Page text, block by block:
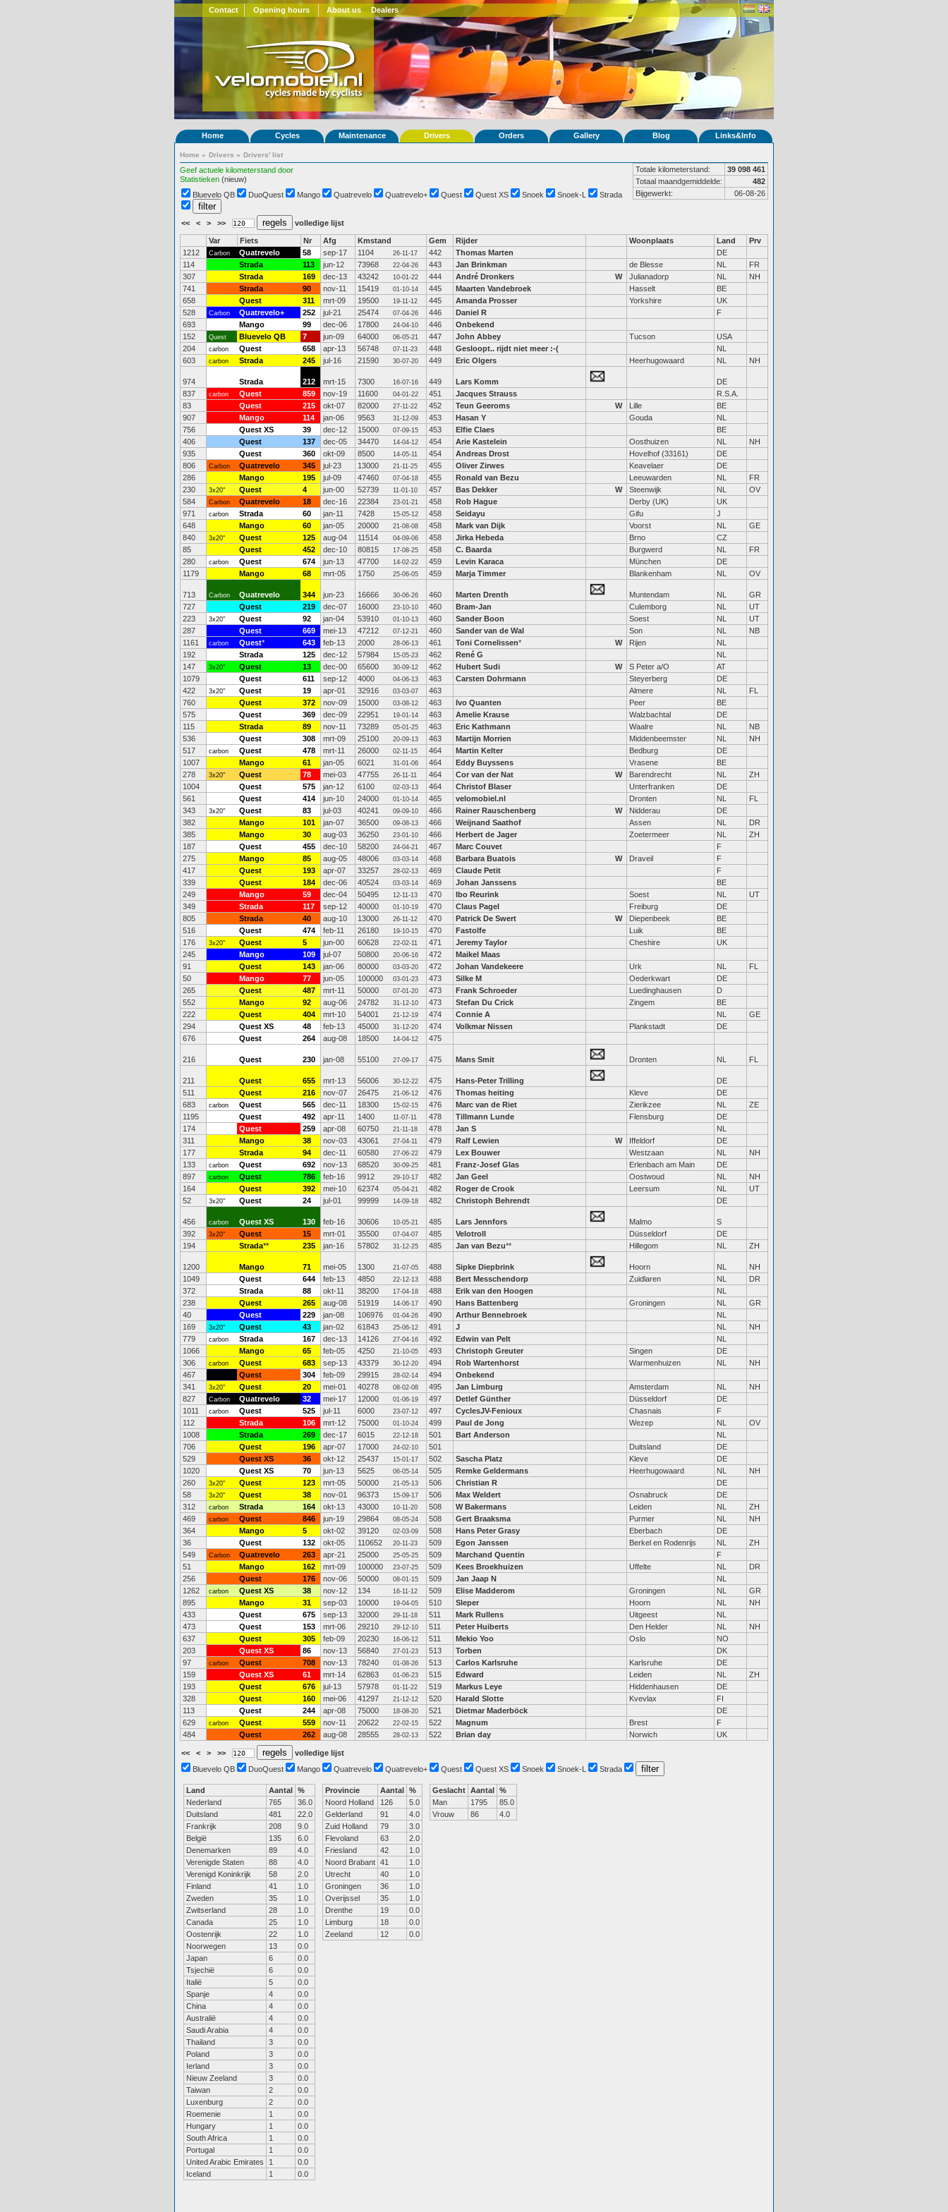
Contact Opening hours About us Dealers
Home Cycles Maintenance Drivers Orders Gallery Blog Links&Info
Home » Drivers » Drivers' list
Geef actuele kilometerstand door
Statistieken (nieuw)
Totale kilometerstand:
39 098 461
Totaal maandgemiddelde:
482
Bijgewerkt:
06-08-26
Bluevelo QB DuoQuest Mango Quatrevelo Quatrevelo+ Quest Quest XS Snoek Snoek-L Strada
<< < > >> volledige lijst
Var Fiets Nr Afg Kmstand Gem Rijder Woonplaats Land
Prv
1212
Carbon Quatrevelo 58 sep-17 1104 26-11-17 442 Thomas Marten
DE
114
Strada 113 jun-12 73968 22-04-26 443 Jan Brinkman de Blesse NL
FR
307
Strada 169 dec-13 43242 10-01-22 444 André Dronkers W Julianadorp NL
NH
741
Strada 90 nov-11 15419 01-10-14 445 Maarten Vandebroek Hasselt
BE
658
Quest 311 mrt-09 19500 19-11-12 445 Amanda Prosser Yorkshire
UK
528
Carbon Quatrevelo+ 252 jul-21 25474 07-04-26 446 Daniel R
F
693
Mango 99 dec-06 17800 24-04-10 446
Onbekend
152
Quest Bluevelo QB 7 jun-09 64000 06-05-21 447 John Abbey Tucson
USA
204
carbon Quest 658 apr-13 56748 07-11-23 448 Gesloopt.. rijdt niet meer :-(
NL
603
carbon Strada 245 jul-16 21590 30-07-20 449 Eric Olgers Heerhugowaard NL NH
974 Strada 212 mrt-15 7300 16-07-16 449 Lars Komm
DE
837
carbon Quest 859 nov-19 11600 04-01-22 451 Jacques Strauss
R.S.A.
83
Quest 215 okt-07 82000 27-11-22 452 Teun Geeroms W Lille
BE
907
Mango 114 jan-06 9563 31-12-09 453 Hasan Y Gouda
NL
756
Quest XS 39 dec-12 15000 07-09-15 453 Elfie Claes
BE
406
Quest 137 dec-05 34470 14-04-12 454 Arie Kastelein Oosthuizen NL
NH
935
Quest 360 okt-09 8500 14-05-11 454 Andreas Drost Hovelhof (33161)
DE
806
Carbon Quatrevelo 345 jul-23 13000 21-11-25 455 Oliver Zirwes Keavelaer
DE
286
Mango 195 jul-09 47460 07-04-18 455 Ronald van Bezu Leeuwarden NL
FR
230
3x20" Quest 4 jun-00 52739 11-01-10 457 Bas Dekker W Steenwijk NL
OV
584
Carbon Quatrevelo 18 dec-16 22384 23-01-21 458 Rob Hague Derby (UK)
UK
971
carbon Strada 60 jan-11 7428 15-05-12 458 Seidayu Gifu
J
648
Mango 60 jan-05 20000 21-08-08 458 Mark van Dijk Voorst NL
GE
840
3x20" Quest 125 aug-04 11514 04-09-06 458 Jirka Hebeda Brno
CZ
85
Quest 452 dec-10 80815 17-08-25 458 C. Baarda Burgwerd NL
FR
280
carbon Quest 674 jun-13 47700 14-02-22 459 Levin Karaca München
DE
1179
Mango 68 mrt-05 1750 25-06-05 459 Marja Timmer Blankenham NL OV
713 Carbon Quatrevelo 344 jun-23 16666 30-06-26 460 Marten Drenth Muntendam NL
GR
727
Quest 219 dec-07 16000 23-10-10 460 Bram-Jan Culemborg NL
UT
223
3x20" Quest 92 jan-04 53910 01-10-13 460 Sander Boon Soest NL
UT
287
Quest 669 mei-13 47212 07-12-21 460 Sander van de Wal Son NL
NB
1161
carbon Quest* 643 feb-13 2000 28-06-13 461 Toni Cornelissen* W Rijen
NL
192
Strada 125 dec-12 57984 15-05-23 462 René G
NL
147
3x20" Quest 13 dec-00 65600 30-09-12 462 Hubert Sudi W S Peter a/O
AT
1079
Quest 611 sep-12 4000 04-06-13 463 Carsten Dohrmann Steyerberg
DE
422
3x20" Quest 19 apr-01 32916 03-03-07 463 Almere NL
FL
760
Quest 372 nov-09 15000 03-08-12 463 Ivo Quanten Peer
BE
575
Quest 369 dec-09 22951 19-01-14 463 Amelie Krause Walzbachtal
DE
115
Strada 89 nov-11 73289 05-01-25 463 Eric Kathmann Waalre NL
NB
536
Quest 308 mrt-09 25100 20-09-13 463 Martijn Morrien Middenbeemster NL
NH
517
carbon Quest 478 mrt-11 26000 02-11-15 464 Martin Kelter Bedburg
DE
1007
Mango 61 jan-05 6021 31-01-06 464 Eddy Buyssens Vrasene
BE
278
3x20" Quest 78 mei-03 47755 26-11-11 464 Cor van der Nat W Barendrecht NL
ZH
1004
Quest 575 jan-12 6100 02-03-13 464 Christof Blaser Unterfranken
DE
561
Quest 414 jun-10 24000 01-10-14 465 velomobiel.nl Dronten NL
FL
343
3x20" Quest 83 jul-03 40241 09-09-10 466 Rainer Rauschenberg W Nidderau
DE
382
Mango 101 jan-07 36500 09-08-13 466 Weijnand Saathof Assen NL
DR
385
Mango 30 aug-03 36250 23-01-10 466 Herbert de Jager Zoetermeer NL
ZH
187
Quest 455 dec-10 58200 24-04-21 467 Marc Couvet
F
275
Mango 85 aug-05 48006 03-03-14 468 Barbara Buatois W Draveil
F
417
Quest 193 apr-07 33257 28-02-13 469 Claude Petit
F
339
Quest 184 dec-06 40524 03-03-14 469 Johan Janssens
BE
249
Mango 59 dec-04 50495 12-11-13 470 Ibo Reurink Soest NL
UT
349
Strada 117 sep-12 40000 01-10-19 470 Claus Pagel Freiburg
DE
805
Strada 40 aug-10 13000 26-11-12 470 Patrick De Swert W Diepenbeek
BE
516
Quest 474 feb-11 26180 19-10-15 470 Fastolfe Luik
BE
176
3x20" Quest 5 jun-00 60628 22-02-11 471 Jeremy Taylor Cheshire
UK
245
Mango 109 jul-07 50800 20-06-16 472
Maikel Maas
91
Quest 143 jan-06 80000 03-03-20 472 Johan Vandekeere Urk NL
FL
50
Mango 77 jun-05 100000 03-01-23 473 Silke M Oederkwart
DE
265
Quest 487 mrt-11 50000 07-01-20 473 Frank Schroeder Luedinghausen
D
552
Mango 92 aug-06 24782 31-12-10 473 Stefan Du Crick Zingem
BE
222
Quest 404 mrt-10 54001 21-12-19 474 Connie A NL
GE
294
Quest XS 48 feb-13 45000 31-12-20 474 Volkmar Nissen Plankstadt
DE
676
Quest 264 aug-08 18500 14-04-12 475
216 Quest 230 jan-08 55100 27-09-17 475 Mans Smit Dronten NL FL
211 Quest 655 mrt-13 56006 30-12-22 475 Hans-Peter Trilling
DE
511
Quest 216 nov-07 26475 21-06-12 476 Thomas heiting Kleve
DE
683
carbon Quest 565 dec-11 18300 15-02-15 476 Marc van de Riet Zierikzee NL
ZE
1195
Quest 492 apr-11 1400 11-07-11 478 Tillmann Lunde Flensburg
DE
174
Quest 259 apr-08 60750 21-11-18 478 Jan S
NL
311
Mango 38 nov-03 43061 27-04-11 479 Ralf Lewien W Iffeldorf
DE
177
Strada 94 dec-11 60580 27-06-22 479 Lex Bouwer Westzaan NL
NH
133
carbon Quest 692 nov-13 68520 30-09-25 481 Franz-Josef Glas Erlenbach am Main
DE
897
carbon Quest 786 feb-16 9912 29-10-17 482 Jan Geel Oostwoud NL
NH
164
Quest 392 mei-10 62374 05-04-21 482 Roger de Crook Leersum NL
UT
52
3x20" Quest 24 jul-01 99999 14-09-18 482 Christoph Behrendt DE
456 carbon Quest XS 130 feb-16 30606 10-05-21 485 Lars Jennfors Malmo
S
392
3x20" Quest 15 mrt-01 35500 07-04-07 485 Velotroll Düsseldorf
DE
194
Strada** 235 jan-16 57802 31-12-25 485 Jan van Bezu** Hillegom NL ZH
1200 Mango 71 mei-05 1300 21-07-05 488 Sipke Diepbrink Hoorn NL
NH
1049
Quest 644 feb-13 4850 22-12-13 488 Bert Messchendorp Zuidlaren NL
DR
372
Strada 88 okt-11 38200 17-04-18 488 Erik van den Hoogen
NL
238
Quest 265 aug-08 51919 14-06-17 490 Hans Battenberg Groningen NL
GR
40
Quest 229 jan-08 106976 01-04-26 490 Arthur Bennebroek
NL
169
3x20" Quest 43 jan-02 61843 25-06-12 491 J NL
NH
779
carbon Strada 167 dec-13 14126 27-04-16 492 Edwin van Pelt
NL
1066
Mango 65 feb-05 4250 21-10-05 493 Christoph Greuter Singen
DE
306
carbon Quest 683 sep-13 43379 30-12-20 494 Rob Wartenhorst Warmenhuizen NL
NH
467
Quest 304 feb-09 29915 28-02-14 494
Onbekend
341
3x20" Quest 20 mei-01 40278 08-02-08 495 Jan Limburg Amsterdam NL
NH
827
Carbon Quatrevelo 32 mei-17 12000 01-06-19 497 Detlef Günther Düsseldorf
DE
1011
carbon Quest 525 jul-11 6000 23-07-12 497 CyclesJV-Fenioux Chasnais
F
112
Strada 106 mrt-12 75000 01-10-24 499 Paul de Jong Wezep NL
OV
1008
Strada 269 dec-17 6015 22-12-18 501 Bart Anderson
NL
706
Quest 196 apr-07 17000 24-02-10 501 Duitsland
DE
529
Quest XS 36 okt-12 25437 15-01-17 502 Sascha Platz Kleve
DE
1020
Quest XS 70 jun-13 5625 06-05-14 505 Remke Geldermans Heerhugowaard NL
NH
260
3x20" Quest 123 mrt-05 50000 21-05-13 506 Christian R
DE
58
3x20" Quest 38 nov-01 96373 15-09-17 506 Max Weldert Osnabruck
DE
312
carbon Strada 164 okt-13 43000 10-11-20 508 W Bakermans Leiden NL
ZH
469
carbon Quest 846 jun-19 29864 08-05-24 508 Gert Braaksma Purmer NL
NH
364
Mango 5 okt-02 39120 02-03-09 508 Hans Peter Grasy Eberbach
DE
36
Quest 132 okt-05 110652 20-11-23 509 Egon Janssen Berkel en Rodenrijs NL
ZH
549
Carbon Quatrevelo 263 apr-21 25000 25-05-25 509 Marchand Quentin
F
51
Mango 162 mrt-09 100000 23-07-25 509 Kees Broekhuizen Uffelte NL
DR
256
Quest 176 nov-06 50000 08-01-15 509 Jan Jaap N
NL
1262
carbon Quest XS 38 nov-12 134 16-11-12 509 Elise Madderom Groningen NL
GR
895
Mango 31 sep-03 10000 19-04-05 510 Sleper Hoorn NL
NH
433
Quest 675 sep-13 32000 29-11-18 511 Mark Rullens Uitgeest
NL
473
Quest 153 mrt-06 29210 29-12-10 511 Peter Huiberts Den Helder NL
NH
637
Quest 305 feb-09 20230 16-06-12 511 Mekio Yoo Oslo
NO
203
Quest XS 86 nov-13 56840 27-01-23 513 Torben
DK
97
carbon Quest 708 nov-13 78240 01-08-26 513 Carlos Karlsruhe Karlsruhe
DE
159
Quest XS 61 mrt-14 62863 01-06-23 515 Edward Leiden NL
ZH
193
Quest 676 jul-13 57978 01-11-22 519 Markus Leye Hiddenhausen
DE
328
Quest 160 mei-06 41297 21-12-12 520 Harald Slotte Kvevlax
FI
113
Quest 244 apr-08 75000 18-08-20 521 Dietmar Maderböck
DE
629
carbon Quest 559 nov-11 20622 22-02-15 522 Magnum Brest
F
484
Quest 262 aug-08 28555 28-02-13 522 Brian day Norwich UK
<< < > >>
volledige lijst
Bluevelo QB
DuoQuest Mango Quatrevelo Quatrevelo+ Quest Quest XS Snoek Snoek-L Strada
Land Aantal %
Nederland
765
36.0
Duitsland
481
22.0
Frankrijk
208
9.0
België
135
6.0
Denemarken
89
4.0
Verenigde Staten
88
4.0
Verenigd Koninkrijk
58
2.0
Finland
41
1.0
Zweden
35
1.0
Zwitserland
28
1.0
Canada
25
1.0
Oostenrijk
22
1.0
Noorwegen
13
0.0
Japan
6
0.0
Tsjechië
6
0.0
Italië
5
0.0
Spanje
4
0.0
China
4
0.0
Australië
4
0.0
Saudi Arabia
4
0.0
Thailand
3
0.0
Poland
3
0.0
Ierland
3
0.0
Nieuw Zeeland
3
0.0
Taiwan
2
0.0
Luxenburg
2
0.0
Roemenie
1
0.0
Hungary
1
0.0
South Africa
1
0.0
Portugal
1
0.0
United Arabic Emirates
1
0.0
Iceland
1 0.0
Provincie Aantal %
Noord Holland
126
5.0
Gelderland
91
4.0
Zuid Holland
79
3.0
Flevoland
63
2.0
Friesland
42
1.0
Noord Brabant 41
1.0
Utrecht
40
1.0
Groningen
36
1.0
Overijssel
35
1.0
Drenthe
19
0.0
Limburg
18
0.0
Zeeland
12 0.0
Geslacht Aantal %
Man
1795
85.0
Vrouw
86 4.0